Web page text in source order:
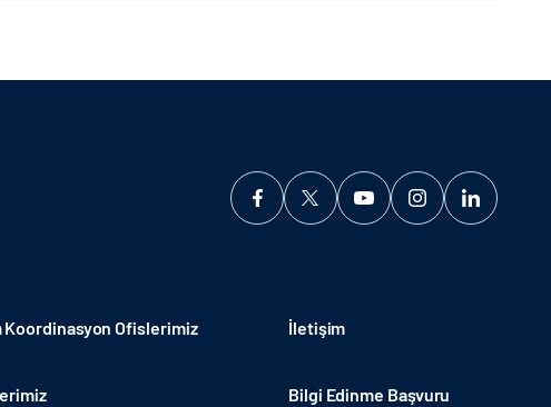
Koordinasyon Ofislerimiz İletişim
Bilgi Edinme Başvuru